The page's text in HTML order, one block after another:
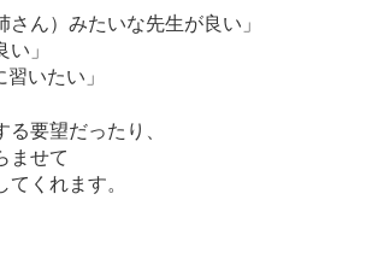
さん）みたいな先生が良い」
」
いたい」
要望だったり、
ませて
くれます。